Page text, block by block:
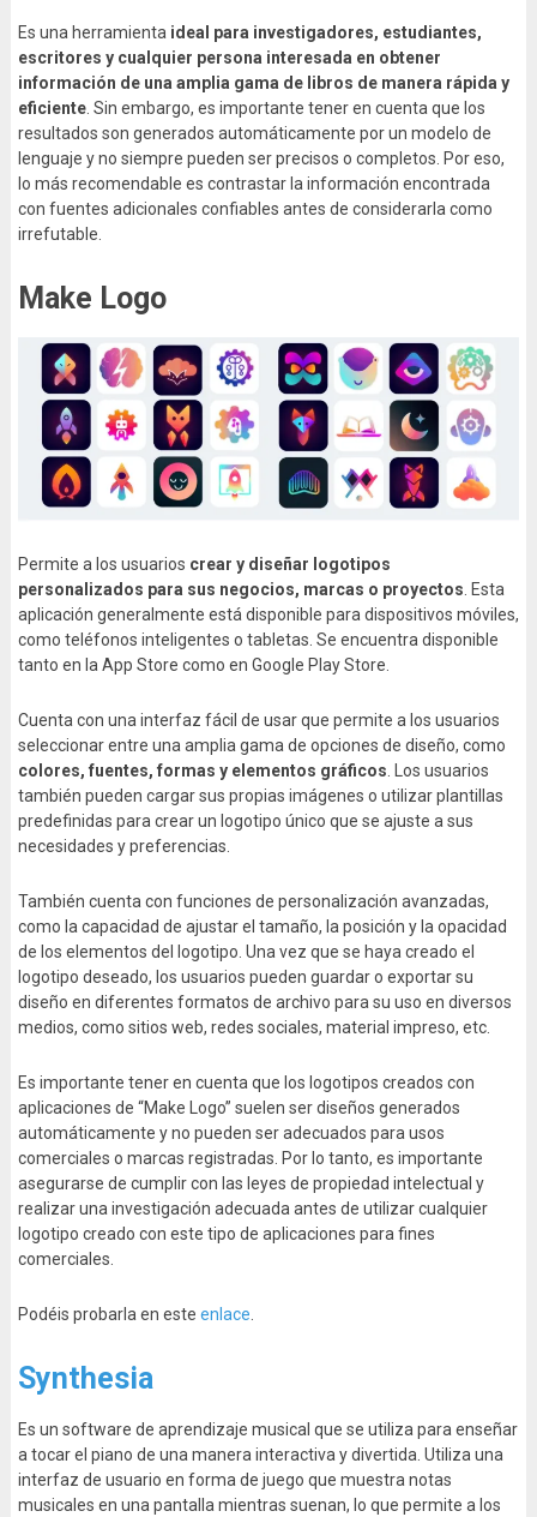
Es una herramienta ideal para investigadores, estudiantes,
escritores y cualquier persona interesada en obtener
información de una amplia gama de libros de manera rápida y
eficiente. Sin embargo, es importante tener en cuenta que los
resultados son generados automáticamente por un modelo de
lenguaje y no siempre pueden ser precisos o completos. Por eso,
lo más recomendable es contrastar la información encontrada
con fuentes adicionales confiables antes de considerarla como
irrefutable.
Make Logo
Permite a los usuarios crear y diseñar logotipos
personalizados para sus negocios, marcas o proyectos. Esta
aplicación generalmente está disponible para dispositivos móviles,
como teléfonos inteligentes o tabletas. Se encuentra disponible
tanto en la App Store como en Google Play Store.
Cuenta con una interfaz fácil de usar que permite a los usuarios
seleccionar entre una amplia gama de opciones de diseño, como
colores, fuentes, formas y elementos gráficos. Los usuarios
también pueden cargar sus propias imágenes o utilizar plantillas
predefinidas para crear un logotipo único que se ajuste a sus
necesidades y preferencias.
También cuenta con funciones de personalización avanzadas,
como la capacidad de ajustar el tamaño, la posición y la opacidad
de los elementos del logotipo. Una vez que se haya creado el
logotipo deseado, los usuarios pueden guardar o exportar su
diseño en diferentes formatos de archivo para su uso en diversos
medios, como sitios web, redes sociales, material impreso, etc.
Es importante tener en cuenta que los logotipos creados con
aplicaciones de “Make Logo” suelen ser diseños generados
automáticamente y no pueden ser adecuados para usos
comerciales o marcas registradas. Por lo tanto, es importante
asegurarse de cumplir con las leyes de propiedad intelectual y
realizar una investigación adecuada antes de utilizar cualquier
logotipo creado con este tipo de aplicaciones para fines
comerciales.
Podéis probarla en este enlace.
Synthesia
Es un software de aprendizaje musical que se utiliza para enseñar
a tocar el piano de una manera interactiva y divertida. Utiliza una
interfaz de usuario en forma de juego que muestra notas
musicales en una pantalla mientras suenan, lo que permite a los